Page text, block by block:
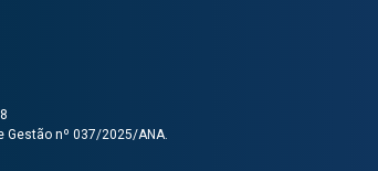
Gestão nº 037/2025/ANA.